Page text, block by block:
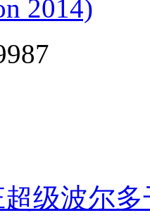
2014)
级波尔多